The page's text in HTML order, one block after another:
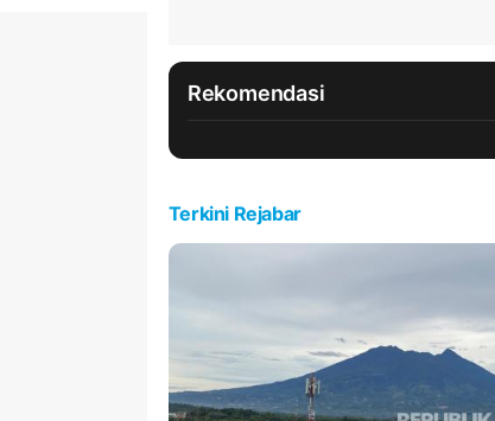
Rekomendasi
Terkini Rejabar